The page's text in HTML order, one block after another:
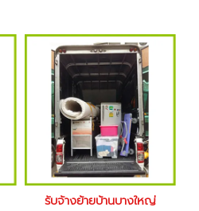
รับจ้างย้ายบ้านบางใหญ่